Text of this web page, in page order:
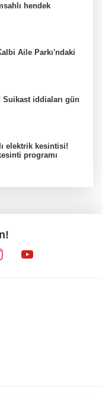
hendek
Aile Parkı'ndaki
iddiaları gün
elektrik kesintisi!
programı
Nihat Yeşiltaş'ın